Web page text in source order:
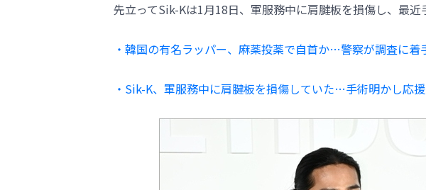
先立ってSik-Kは1月18日、軍服務中に肩腱板を損傷し、最近
・韓国の有名ラッパー、麻薬投薬で自首か…警察が調査に着
・Sik-K、軍服務中に肩腱板を損傷していた…手術明かし応